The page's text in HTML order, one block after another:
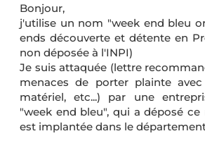
Bonjour,
j'utilise un nom "week end bleu
ends découverte et détente en
non déposée à l'INPI)
Je suis attaquée (lettre
menaces de porter plainte
matériel, etc...) par une
"week end bleu", qui a déposé
est implantée dans le